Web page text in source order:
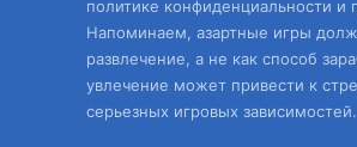
политике конфиденциальности и
Напоминаем, азартные игры
развлечение, а не как способ
увлечение может привести к
серьезных игровых зависимостей.